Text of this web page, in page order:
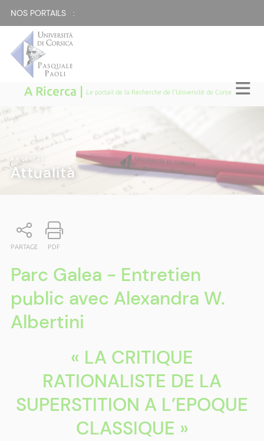
NOS PORTAILS :
A Ricerca | Le portail de la Recherche de l'Université de Corse
A RICERCA
Attualità
PARTAGE PDF
Parc Galea - Entretien
public avec Alexandra W.
Albertini
« LA CRITIQUE
RATIONALISTE DE LA
SUPERSTITION A L’EPOQUE
CLASSIQUE »